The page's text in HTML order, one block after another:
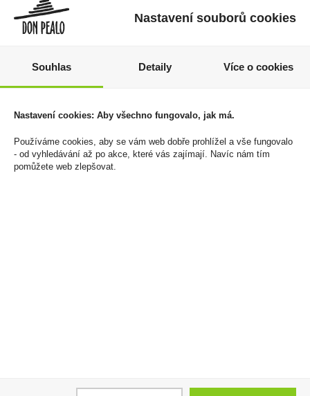
Zařízení Ploom Aura Jet
890 Kč
Cena za:1 ks
Doutníky Te Amo World
Selection Series
Robusto Hondura 54x5
1 399 Kč
Nastavení souborů cookies
Souhlas Detaily Více o cookies
Nastavení cookies: Aby všechno fungovalo, jak má.
Používáme cookies, aby se vám web dobře prohlížel a vše fungovalo
- od vyhledávání až po akce, které vás zajímají. Navíc nám tím
pomůžete web zlepšovat.